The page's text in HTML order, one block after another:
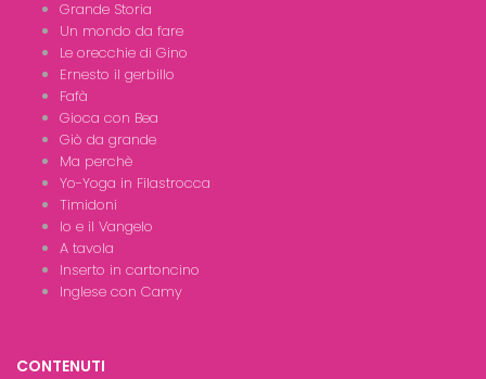
Grande Storia
Un mondo da fare
Le orecchie di Gino
Ernesto il gerbillo
Fafà
Gioca con Bea
Giò da grande
Ma perchè
Yo-Yoga in Filastrocca
Timidoni
Io e il Vangelo
A tavola
Inserto in cartoncino
Inglese con Camy
CONTENUTI